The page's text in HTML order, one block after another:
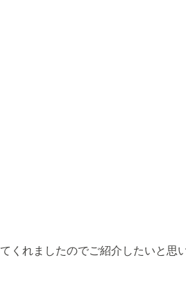
くれましたのでご紹介したいと思